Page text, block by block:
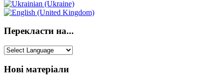
Перекласти на...
Нові матеріали